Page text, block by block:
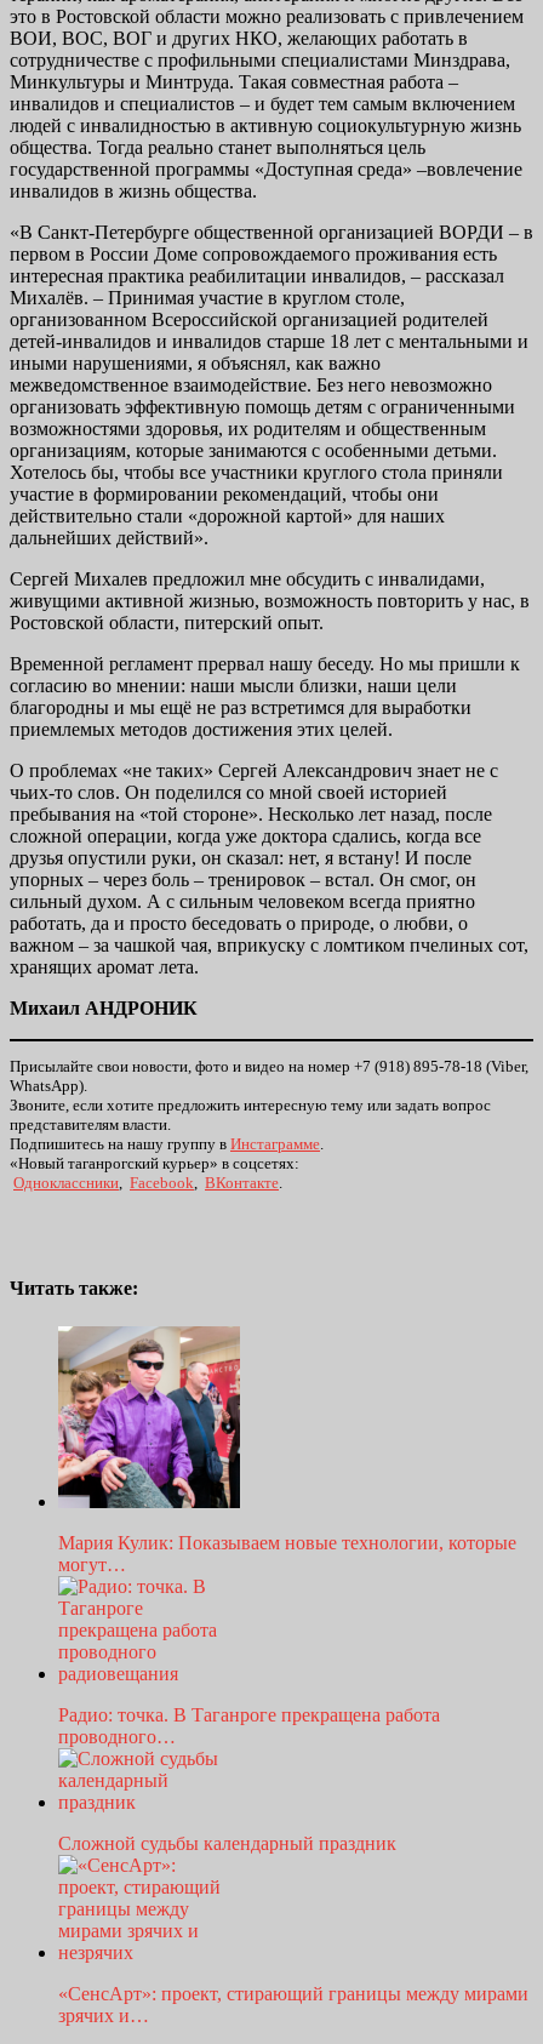
это в Ростовской области можно реализовать с привлечением
ВОИ, ВОС, ВОГ и других НКО, желающих работать в
сотрудничестве с профильными специалистами Минздрава,
Минкультуры и Минтруда. Такая совместная работа –
инвалидов и специалистов – и будет тем самым включением
людей с инвалидностью в активную социокультурную жизнь
общества. Тогда реально станет выполняться цель
государственной программы «Доступная среда» –вовлечение
инвалидов в жизнь общества.
«В Санкт-Петербурге общественной организацией ВОРДИ – в
первом в России Доме сопровождаемого проживания есть
интересная практика реабилитации инвалидов, – рассказал
Михалёв. – Принимая участие в круглом столе,
организованном Всероссийской организацией родителей
детей-инвалидов и инвалидов старше 18 лет с ментальными и
иными нарушениями, я объяснял, как важно
межведомственное взаимодействие. Без него невозможно
организовать эффективную помощь детям с ограниченными
возможностями здоровья, их родителям и общественным
организациям, которые занимаются с особенными детьми.
Хотелось бы, чтобы все участники круглого стола приняли
участие в формировании рекомендаций, чтобы они
действительно стали «дорожной картой» для наших
дальнейших действий».
Сергей Михалев предложил мне обсудить с инвалидами,
живущими активной жизнью, возможность повторить у нас, в
Ростовской области, питерский опыт.
Временной регламент прервал нашу беседу. Но мы пришли к
согласию во мнении: наши мысли близки, наши цели
благородны и мы ещё не раз встретимся для выработки
приемлемых методов достижения этих целей.
О проблемах «не таких» Сергей Александрович знает не с
чьих-то слов. Он поделился со мной своей историей
пребывания на «той стороне». Несколько лет назад, после
сложной операции, когда уже доктора сдались, когда все
друзья опустили руки, он сказал: нет, я встану! И после
упорных – через боль – тренировок – встал. Он смог, он
сильный духом. А с сильным человеком всегда приятно
работать, да и просто беседовать о природе, о любви, о
важном – за чашкой чая, вприкуску с ломтиком пчелиных сот,
хранящих аромат лета.
Михаил АНДРОНИК
Присылайте свои новости, фото и видео на номер +7 (918) 895-78-18 (Viber,
WhatsApp).
Звоните, если хотите предложить интересную тему или задать вопрос
представителям власти.
Подпишитесь на нашу группу в Инстаграмме.
«Новый таганрогский курьер» в соцсетях:
Одноклассники, Facebook, ВКонтакте.
Читать также:
Мария Кулик: Показываем новые технологии, которые
могут…
Радио: точка. В Таганроге прекращена работа
проводного…
Сложной судьбы календарный праздник
«СенсАрт»: проект, стирающий границы между мирами
зрячих и…